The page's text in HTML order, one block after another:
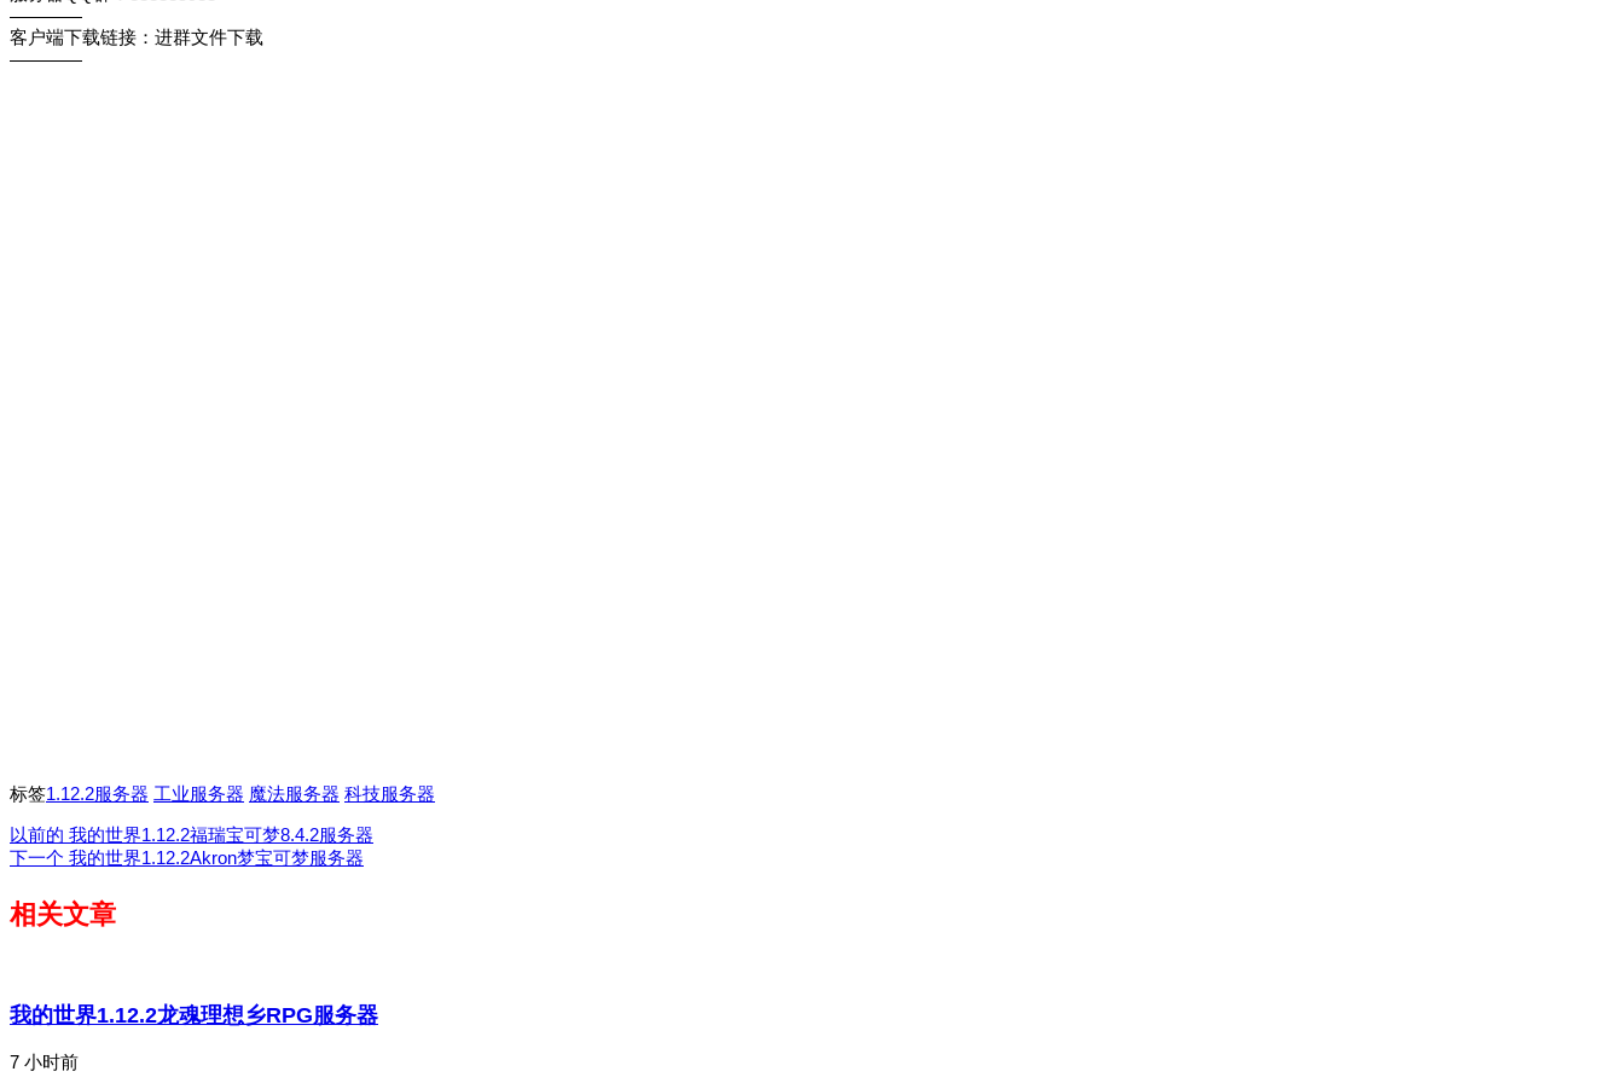
————
客户端下载链接：进群文件下载
————
标签1.12.2服务器 工业服务器 魔法服务器 科技服务器
以前的 我的世界1.12.2福瑞宝可梦8.4.2服务器
下一个 我的世界1.12.2Akron梦宝可梦服务器
相关文章
我的世界1.12.2龙魂理想乡RPG服务器
7 小时前